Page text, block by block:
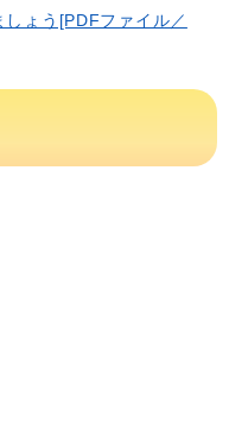
ょう[PDFファイル／